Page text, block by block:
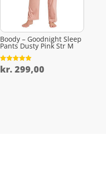
Boody – Goodnight Sleep
Pants Dusty Pink Str M
Vurderet
4.9
kr. 299,00